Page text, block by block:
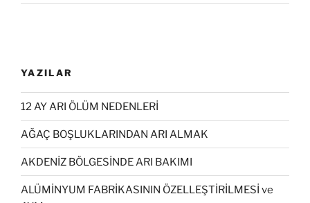
YAZILAR
12 AY ARI ÖLÜM NEDENLERİ
AĞAÇ BOŞLUKLARINDAN ARI ALMAK
AKDENİZ BÖLGESİNDE ARI BAKIMI
ALÜMİNYUM FABRİKASININ ÖZELLEŞTİRİLMESİ ve